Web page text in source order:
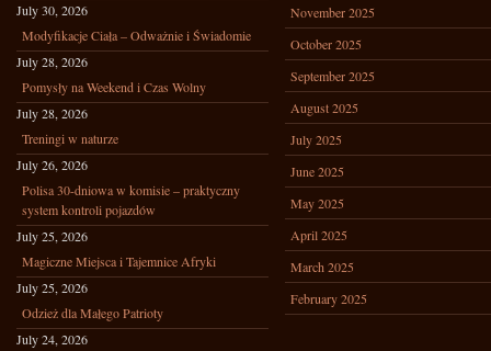
July 30, 2026
Modyfikacje Ciała – Odważnie i Świadomie
July 28, 2026
Pomysły na Weekend i Czas Wolny
July 28, 2026
Treningi w naturze
July 26, 2026
Polisa 30-dniowa w komisie – praktyczny
system kontroli pojazdów
July 25, 2026
Magiczne Miejsca i Tajemnice Afryki
July 25, 2026
Odzież dla Małego Patrioty
July 24, 2026
November 2025
October 2025
September 2025
August 2025
July 2025
June 2025
May 2025
April 2025
March 2025
February 2025